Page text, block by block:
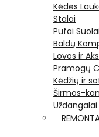
Kėdės
Stalai
Pufai Suolai
Baldų
Lovos ir
Pramogų
Kėdžių ir
Širmos-
Uždangalai